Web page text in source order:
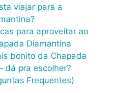
viajar para a
para aproveitar ao
Diamantina
bonito da Chapada
dá pra escolher?
Frequentes)